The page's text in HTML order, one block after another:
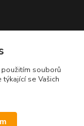
použitím souborů
se Vašich